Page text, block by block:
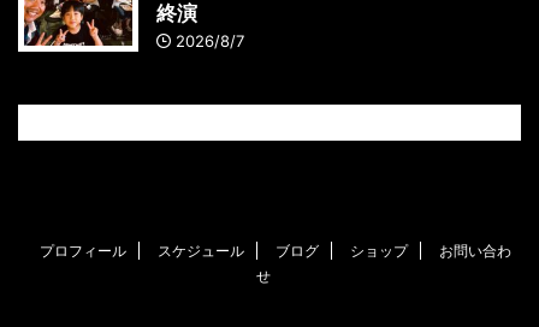
終演
2026/8/7
プロフィール スケジュール ブログ ショップ
お問い合わ
せ